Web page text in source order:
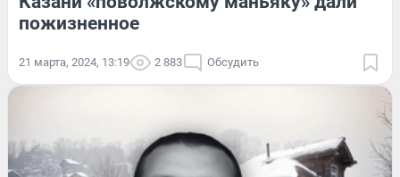
пожизненное
21 марта, 2024, 13:19 2 883 Обсудить